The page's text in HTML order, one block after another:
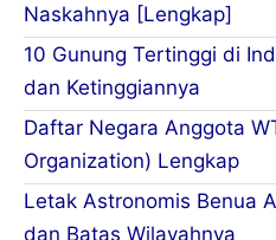
Naskahnya [Lengkap]
10 Gunung Tertinggi di
dan Ketinggiannya
Daftar Negara Anggota
Organization) Lengkap
Letak Astronomis Benua
dan Batas Wilayahnya